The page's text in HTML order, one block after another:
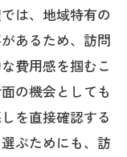
は、地域特有の
あるため、訪問
費用感を掴むこ
の機会としても
を直接確認する
ぶためにも、訪